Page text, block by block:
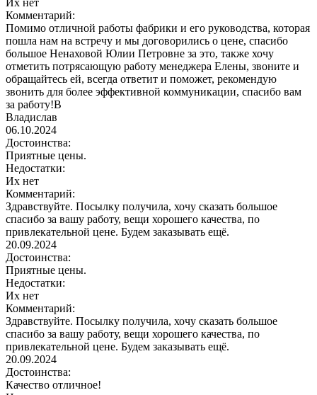
Комментарий:
Помимо отличной работы фабрики и его руководства, которая
пошла нам на встречу и мы договорились о цене, спасибо
большое Ненаховой Юлии Петровне за это, также хочу
отметить потрясающую работу менеджера Елены, звоните и
обращайтесь ей, всегда ответит и поможет, рекомендую
звонить для более эффективной коммуникации, спасибо вам
за работу!В
Владислав
06.10.2024
Достоинства:
Приятные цены.
Недостатки:
Их нет
Комментарий:
Здравствуйте. Посылку получила, хочу сказать большое
спасибо за вашу работу, вещи хорошего качества, по
привлекательной цене. Будем заказывать ещё.
20.09.2024
Достоинства:
Приятные цены.
Недостатки:
Их нет
Комментарий:
Здравствуйте. Посылку получила, хочу сказать большое
спасибо за вашу работу, вещи хорошего качества, по
привлекательной цене. Будем заказывать ещё.
20.09.2024
Достоинства:
Качество отличное!